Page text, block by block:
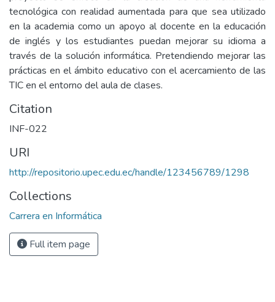
tecnológica con realidad aumentada para que sea utilizado
en la academia como un apoyo al docente en la educación
de inglés y los estudiantes puedan mejorar su idioma a
través de la solución informática. Pretendiendo mejorar las
prácticas en el ámbito educativo con el acercamiento de las
TIC en el entorno del aula de clases.
Citation
INF-022
URI
http://repositorio.upec.edu.ec/handle/123456789/1298
Collections
Carrera en Informática
Full item page